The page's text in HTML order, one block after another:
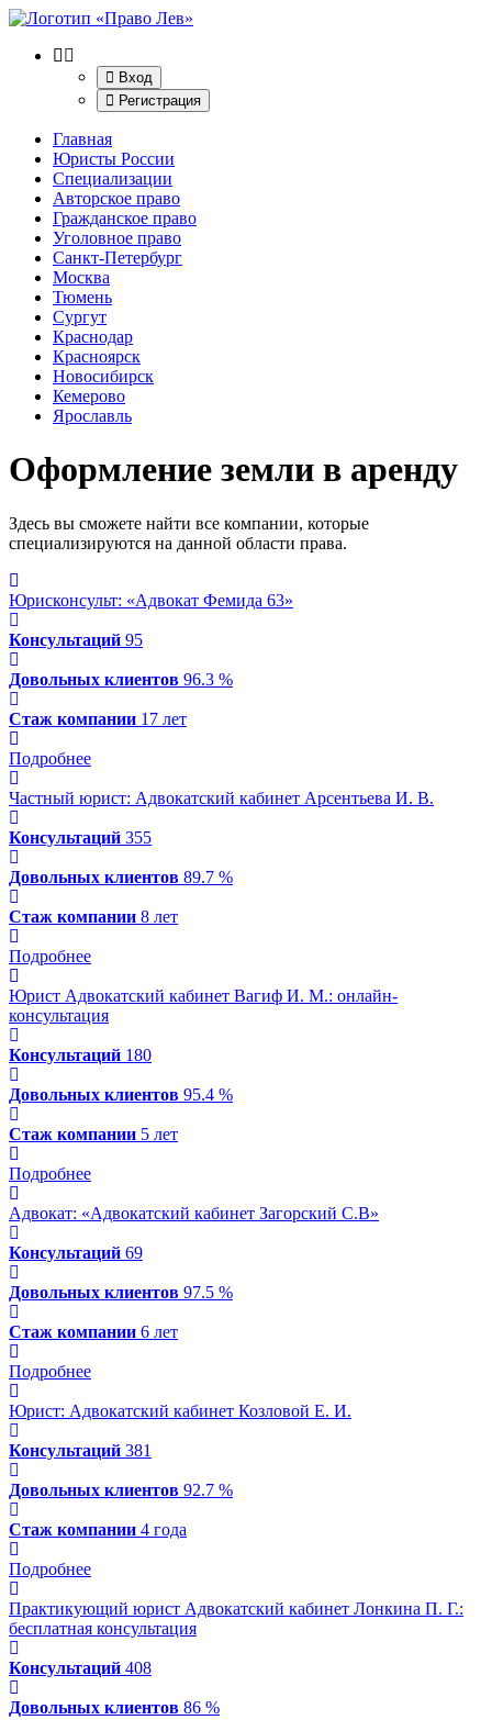
Вход
Регистрация
Главная
Юристы России
Специализации
Авторское право
Гражданское право
Уголовное право
Санкт-Петербург
Москва
Тюмень
Сургут
Краснодар
Красноярск
Новосибирск
Кемерово
Ярославль
Оформление земли в аренду
Здесь вы сможете найти все компании, которые
специализируются на данной области права.
Юрисконсульт: «Адвокат Фемида 63»
Консультаций 95
Довольных клиентов 96.3 %
Стаж компании 17 лет
Подробнее
Частный юрист: Адвокатский кабинет Арсентьева И. В.
Консультаций 355
Довольных клиентов 89.7 %
Стаж компании 8 лет
Подробнее
Юрист Адвокатский кабинет Вагиф И. М.: онлайн-
консультация
Консультаций 180
Довольных клиентов 95.4 %
Стаж компании 5 лет
Подробнее
Адвокат: «Адвокатский кабинет Загорский С.В»
Консультаций 69
Довольных клиентов 97.5 %
Стаж компании 6 лет
Подробнее
Юрист: Адвокатский кабинет Козловой Е. И.
Консультаций 381
Довольных клиентов 92.7 %
Стаж компании 4 года
Подробнее
Практикующий юрист Адвокатский кабинет Лонкина П. Г.:
бесплатная консультация
Консультаций 408
Довольных клиентов 86 %